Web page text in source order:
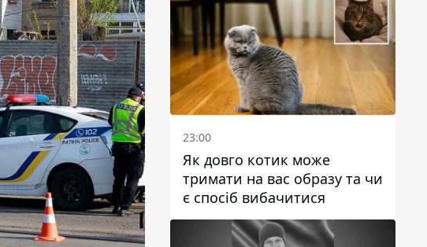
23:00
Як довго котик може
тримати на вас образу та чи
є спосіб вибачитися